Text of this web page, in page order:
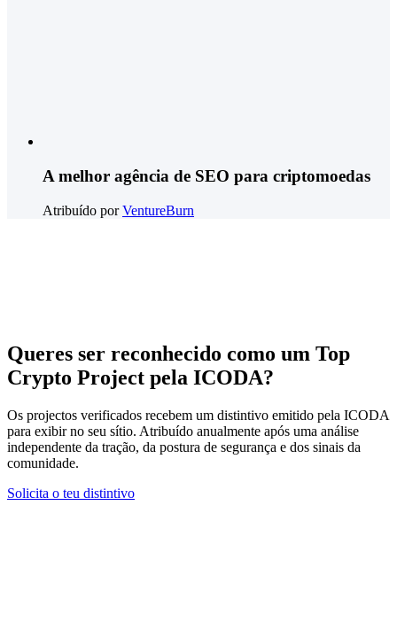
A melhor agência de SEO para criptomoedas
Atribuído porVentureBurn
Queres ser reconhecido como um Top
Crypto Project pela ICODA?
Os projectos verificados recebem um distintivo emitido pela ICODA
para exibir no seu sítio. Atribuído anualmente após uma análise
independente da tração, da postura de segurança e dos sinais da
comunidade.
Solicita o teu distintivo